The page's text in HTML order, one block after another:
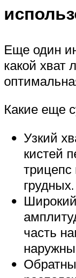
Еще один
какой хват
Какие еще
Узкий
кистей
грудных.
часть